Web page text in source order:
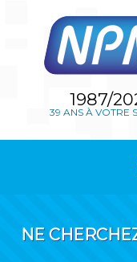
1987/
39 ANS À VOTRE
NE